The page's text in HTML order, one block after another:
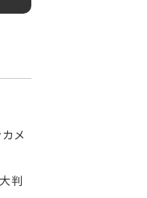
メ
判